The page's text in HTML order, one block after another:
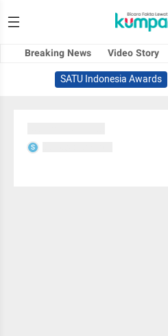
Breaking News Video Story
SATU Indonesia Awards
S